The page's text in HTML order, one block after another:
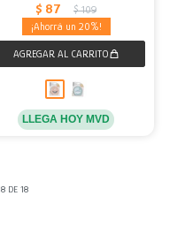
$ 87 $ 109
20
LLEGA HOY MVD
DE 18